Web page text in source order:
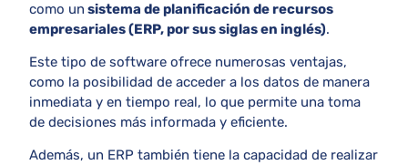
como un sistema de planificación de recursos
empresariales (ERP, por sus siglas en inglés).
Este tipo de software ofrece numerosas ventajas,
como la posibilidad de acceder a los datos de manera
inmediata y en tiempo real, lo que permite una toma
de decisiones más informada y eficiente.
Además, un ERP también tiene la capacidad de realizar